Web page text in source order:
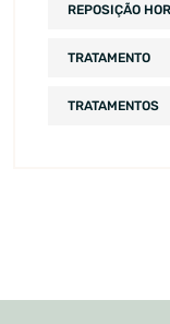
REPOSIÇÃO
TRATAMENTO
TRATAMENTOS